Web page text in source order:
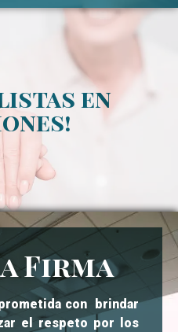
en
Firma
con brindar
el respeto por los